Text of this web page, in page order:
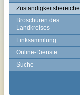
Zuständigkeitsbereiche
Broschüren des
Landkreises
Linksammlung
Online-Dienste
Suche